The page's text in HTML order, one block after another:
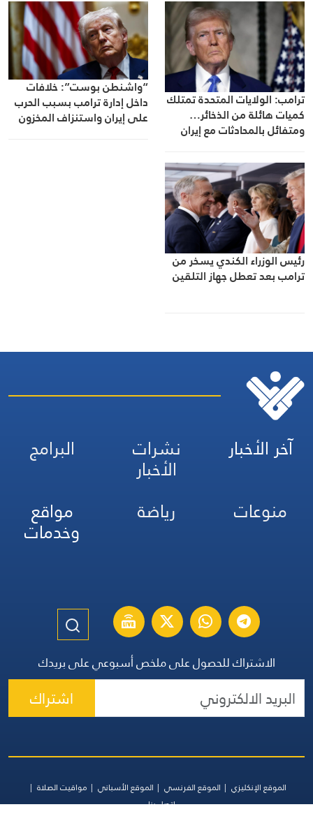
ترامب: الولايات المتحدة تمتلك
كميات هائلة من الذخائر…
ومتفائل بالمحادثات مع إيران
“واشنطن بوست”: خلافات
داخل إدارة ترامب بسبب الحرب
على إيران واستنزاف المخزون
رئيس الوزراء الكندي يسخر من
ترامب بعد تعطل جهاز التلقين
آخر الأخبار نشرات
الأخبار
البرامج
منوعات
رياضة مواقع
وخدمات
الاشتراك للحصول على ملخص أسبوعي على بريدك
اشتراك
الموقع الإنكليزي الموقع الفرنسي الموقع الأسباني
مواقيت الصلاة
اتصل بنا